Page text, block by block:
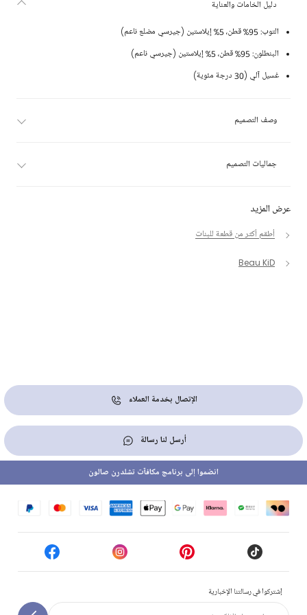
عرض المزيد
أطقم أكثر من قطعة للبنات
Beau KiD
دليل الخامات والعناية
التوب: 95% قطن، 5% إيلاستين (جيرسي مضلع ناعم)
البنطلون: 95% قطن، 5% إيلاستين (جيرسي ناعم)
غسيل آلي (30 درجة مئوية)
وصف التصميم
جماليات التصميم
الإتصال بخدمة العملاء
أرسل لنا رسالة
إشتركوا في رسالتنا الإخبارية
انضموا إلى برنامج مكافآت تشلدرن صالون